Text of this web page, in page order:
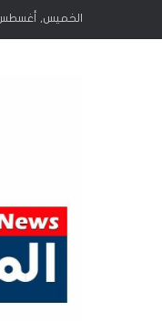
الخميس, أغسطس 6